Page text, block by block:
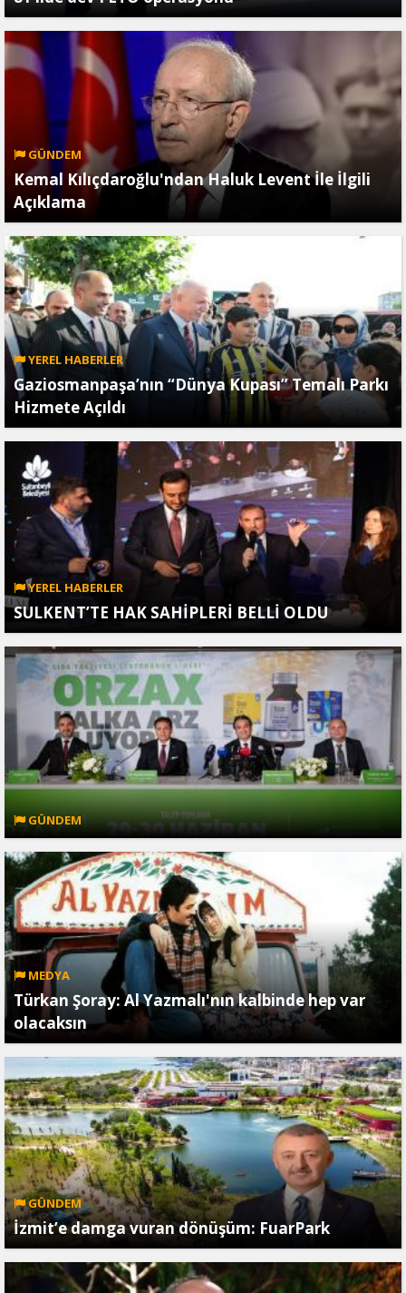
GÜNDEM
Kemal Kılıçdaroğlu'ndan Haluk Levent İle İlgili
Açıklama
YEREL HABERLER
Gaziosmanpaşa’nın “Dünya Kupası” Temalı Parkı
Hizmete Açıldı
YEREL HABERLER
SULKENT’TE HAK SAHİPLERİ BELLİ OLDU
GÜNDEM
MEDYA
Türkan Şoray: Al Yazmalı'nın kalbinde hep var
olacaksın
GÜNDEM
İzmit’e damga vuran dönüşüm: FuarPark